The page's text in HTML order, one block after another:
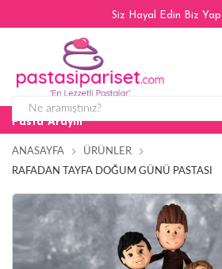
Siz Hayal Edin Biz
Pasta Arayın
ANASAYFA
ÜRÜNLER
RAFADAN TAYFA DOĞUM GÜNÜ PASTASI